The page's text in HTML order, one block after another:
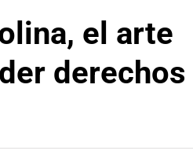
el arte
derechos